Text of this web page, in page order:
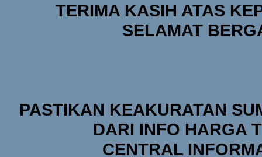
TERIMA KASIH ATAS
SELAMAT
PASTIKAN KEAKURATAN
DARI INFO HARGA
CENTRAL